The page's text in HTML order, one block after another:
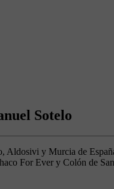
Sotelo
Aldosivi y Murcia de
For Ever y Colón de